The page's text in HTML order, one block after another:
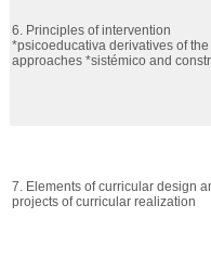
6. Principles of intervention
*psicoeducativa derivatives of the
approaches *sistémico and
7. Elements of curricular design
projects of curricular realization